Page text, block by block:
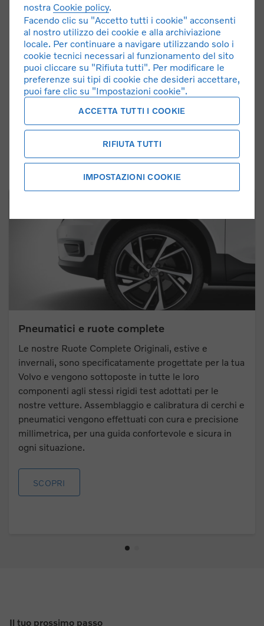
fondatore Moretti Bruno intraprese l’attività in proprio di
riparazione automobili e trattori della zona.
Col tempo, e grazie anche all’impegno dei figli Massimo e
Alberto, l’impresa si è specializzata nel settore
automobilistico e negli ultimi anni anche nel marchio
VOLVO.
Impegno umano ed economico vengono concentrati
nell’ottica di un servizio sempre più veloce ed efficiente
CONTATTACI
Pneumatici e ruote complete
Le nostre Ruote Complete Originali, estive e
invernali, sono specificatamente progettate per la tua
Volvo e vengono sottoposte in tutte le loro
componenti agli stessi rigidi test adottati per le
nostre vetture. Assemblaggio e calibratura di cerchi e
pneumatici vengono effettuati con cura e precisione
millimetrica, per una guida confortevole e sicura in
ogni situazione.
SCOPRI
Il tuo prossimo passo
nostra Cookie policy.
Facendo clic su "Accetto tutti i cookie" acconsenti
al nostro utilizzo dei cookie e alla archiviazione
locale. Per continuare a navigare utilizzando solo i
cookie tecnici necessari al funzionamento del sito
puoi cliccare su "Rifiuta tutti". Per modificare le
preferenze sui tipi di cookie che desideri accettare,
puoi fare clic su "Impostazioni cookie".
ACCETTA TUTTI I COOKIE
RIFIUTA TUTTI
IMPOSTAZIONI COOKIE